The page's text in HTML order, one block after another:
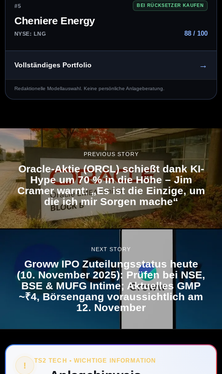
#5 BEI RÜCKSETZER KAUFEN
Cheniere Energy
NYSE: LNG 88 / 100
Vollständiges Portfolio →
Redaktionelle Modellauswahl. Keine persönliche Anlageberatung.
PREVIOUS STORY
Oracle-Aktie (ORCL) schießt dank KI-
Hype um 70 % in die Höhe – Jim
Cramer warnt: „Es ist die Einzige, um
die ich mir Sorgen mache“
NEXT STORY
Groww IPO Zuteilungsstatus heute
(10. November 2025): Prüfen bei NSE,
BSE & MUFG Intime; Aktuelles GMP
~₹4, Börsengang voraussichtlich am
12. November
! TS2 TECH • WICHTIGE INFORMATION